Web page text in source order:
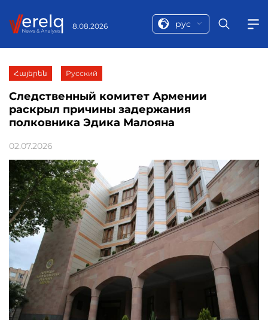
8.08.2026 рус
Հայերեն Русский
Следственный комитет Армении
раскрыл причины задержания
полковника Эдика Малояна
02.07.2026